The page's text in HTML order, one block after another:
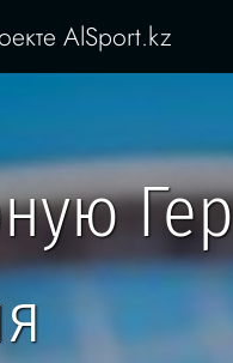
AlSport.kz